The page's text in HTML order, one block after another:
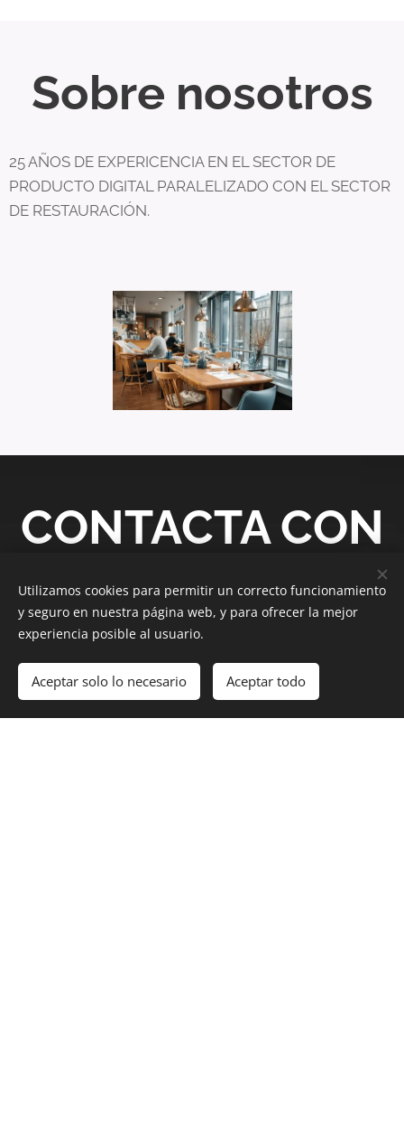
Sobre nosotros
25 AÑOS DE EXPERICENCIA EN EL SECTOR DE
PRODUCTO DIGITAL PARALELIZADO CON EL SECTOR
DE RESTAURACIÓN.
CONTACTA CON
NOSOTROS
Nombre
Utilizamos cookies para permitir un correcto funcionamiento
y seguro en nuestra página web, y para ofrecer la mejor
experiencia posible al usuario.
Aceptar solo lo necesario Aceptar todo